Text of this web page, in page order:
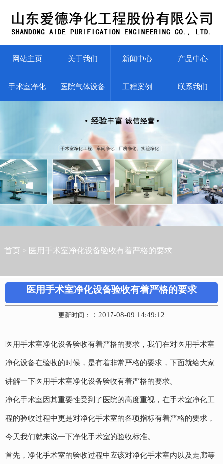
网站主页 关于我们 新闻中心 产品中心
手术室净化 医院气体设备 工程案例 联系我们
首页 > 医用手术室净化设备验收有着严格的要求
医用手术室净化设备验收有着严格的要求
更新时间： ：2017-08-09 14:49:12
医用手术室净化设备验收有着严格的要求，我们在对医用手术室
净化设备在验收的时候，是有着非常严格的要求，下面就给大家
讲解一下医用手术室净化设备验收有着严格的要求。
净化手术室因其重要性受到了医院的高度重视，在手术室净化工
程的验收过程中更是对净化手术室的各项指标有着严格的要求，
今天我们就来说一下净化手术室的验收标准。
首先，净化手术室的验收过程中应该对净化手术室内以及走廊等